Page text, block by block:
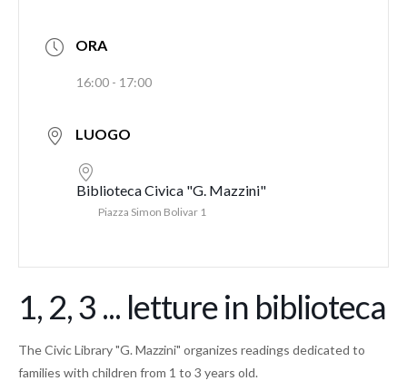
ORA
16:00 - 17:00
LUOGO
Biblioteca Civica "G. Mazzini"
Piazza Simon Bolivar 1
1, 2, 3 ... letture in biblioteca
The Civic Library "G. Mazzini" organizes readings dedicated to
families with children from 1 to 3 years old.